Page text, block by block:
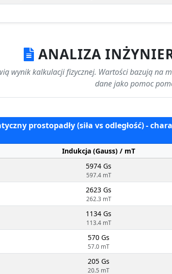
ANALIZA
wynik kalkulacji fizycznej. Wartości bazują na
dane jako pomoc
prostopadły (siła vs odległość) -
Indukcja (Gauss) / mT
5974 Gs
597.4 mT
2623 Gs
262.3 mT
1134 Gs
113.4 mT
570 Gs
57.0 mT
205 Gs
20.5 mT